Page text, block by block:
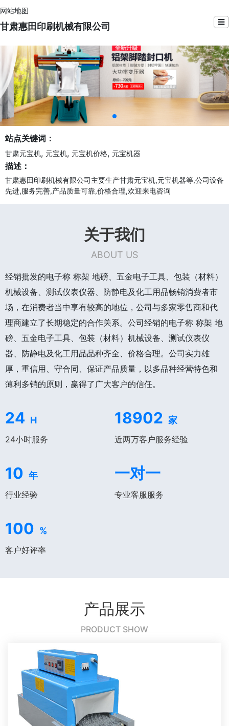
网站地图
甘肃惠田印刷机械有限公司 ☰
站点关键词：
甘肃元宝机, 元宝机, 元宝机价格, 元宝机器
描述：
甘肃惠田印刷机械有限公司主要生产甘肃元宝机,元宝机器等,公司设备
先进,服务完善,产品质量可靠,价格合理,欢迎来电咨询
关于我们
ABOUT US
经销批发的电子称 称架 地磅、五金电子工具、包装（材料）
机械设备、测试仪表仪器、防静电及化工用品畅销消费者市
场，在消费者当中享有较高的地位，公司与多家零售商和代
理商建立了长期稳定的合作关系。公司经销的电子称 称架 地
磅、五金电子工具、包装（材料）机械设备、测试仪表仪
器、防静电及化工用品品种齐全、价格合理。公司实力雄
厚，重信用、守合同、保证产品质量，以多品种经营特色和
薄利多销的原则，赢得了广大客户的信任。
24 H
24小时服务
18902 家
近两万客户服务经验
10 年
行业经验
一对一
专业客服服务
100 %
客户好评率
产品展示
PRODUCT SHOW